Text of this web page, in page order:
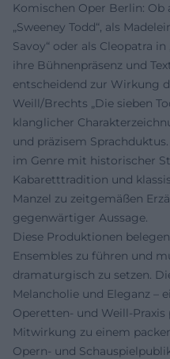
Komischen Oper Berlin: Ob
„Sweeney Todd“, als
Savoy“ oder als Cleopatra
ihre Bühnenpräsenz und
entscheidend zur Wirkung
Weill/Brechts „Die sieben
klanglicher
und präzisem
im Genre mit historischer
Kabaretttradition und
Manzel zu zeitgemäßen
gegenwärtiger Aussage.
Diese Produktionen
Ensembles zu führen und
dramaturgisch zu setzen.
Melancholie und Eleganz –
Operetten- und Weill-
Mitwirkung zu einem
Opern- und